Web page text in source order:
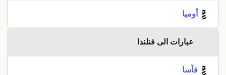
أوميا
عبارات الى فنلندا
فآسا